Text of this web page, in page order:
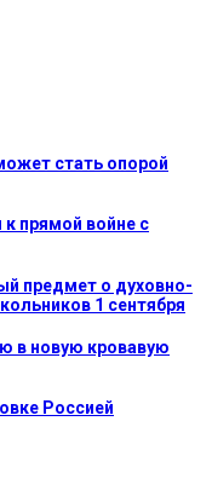
стать опорой
прямой войне с
предмет о духовно-
1 сентября
в новую кровавую
Россией